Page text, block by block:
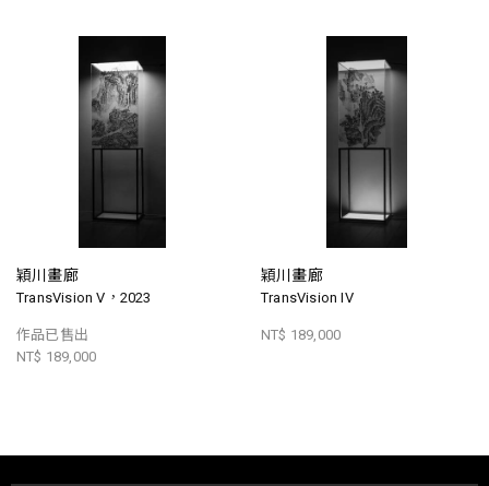
穎川畫廊
TransVision V，2023
作品已售出
NT$ 189,000
穎川畫廊
TransVision IV
NT$ 189,000